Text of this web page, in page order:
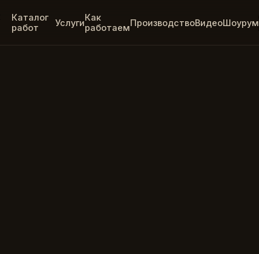
Каталог
работ
УслугиКак
работаемПроизводствоВидеоШоурум